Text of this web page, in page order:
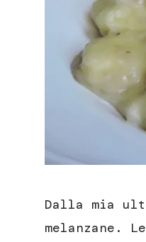
Dalla mia
melanzane.